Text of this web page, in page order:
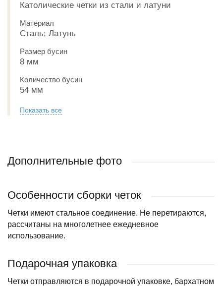
Католические четки из стали и латуни
Материал
Сталь; Латунь
Размер бусин
8 мм
Количество бусин
54 мм
Показать все
Дополнительные фото
Особенности сборки четок
Четки имеют стальное соединение. Не перетираются,
рассчитаны на многолетнее ежедневное
использование.
Подарочная упаковка
Четки отправляются в подарочной упаковке, бархатном